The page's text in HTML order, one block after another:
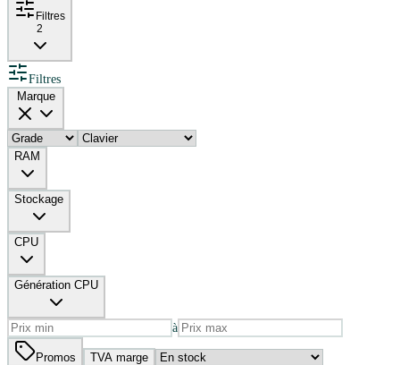
Filtres
2
Filtres
Marque
RAM
Stockage
CPU
Génération CPU
à
Promos TVA marge